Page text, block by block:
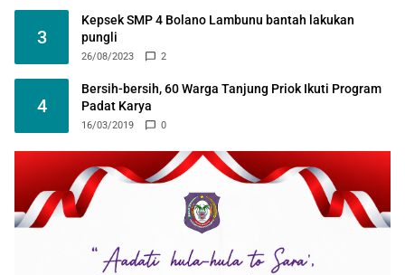
3
Kepsek SMP 4 Bolano Lambunu bantah lakukan
pungli
26/08/2023 2
4
Bersih-bersih, 60 Warga Tanjung Priok Ikuti Program
Padat Karya
16/03/2019 0